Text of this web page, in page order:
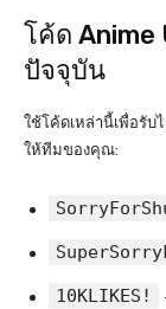
โค้ด Anime
ปัจจุบัน
ใช้โค้ดเหล่านี้เพื่อรับ
ให้ทีมของคุณ:
10KLIKES!